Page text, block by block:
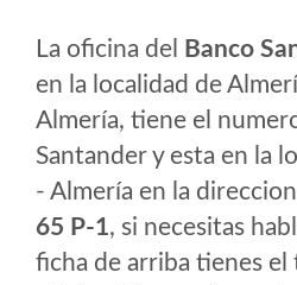
La oficina del Banco
en la localidad de
Almería, tiene el
Santander y esta en la
- Almería en la direccion
65 P-1, si necesitas
ficha de arriba tienes el